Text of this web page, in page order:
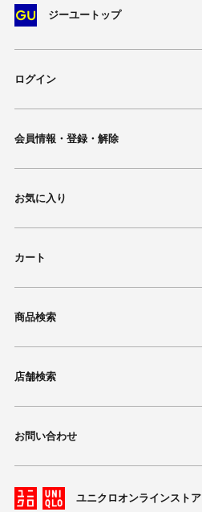
ジーユートップ
ログイン
会員情報・登録・解除
お気に入り
カート
商品検索
店舗検索
お問い合わせ
ユニクロオンラインストア